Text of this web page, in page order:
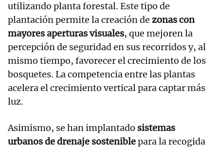
utilizando planta forestal. Este tipo de
plantación permite la creación de zonas con
mayores aperturas visuales, que mejoren la
percepción de seguridad en sus recorridos y, al
mismo tiempo, favorecer el crecimiento de los
bosquetes. La competencia entre las plantas
acelera el crecimiento vertical para captar más
luz.
Asimismo, se han implantado sistemas
urbanos de drenaje sosteniblepara la recogida